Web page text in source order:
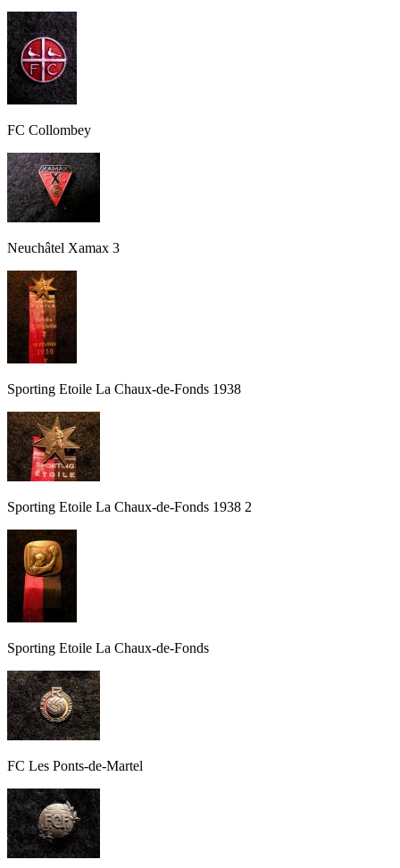
FC Collombey
Neuchâtel Xamax 3
Sporting Etoile La Chaux-de-Fonds 1938
Sporting Etoile La Chaux-de-Fonds 1938 2
Sporting Etoile La Chaux-de-Fonds
FC Les Ponts-de-Martel